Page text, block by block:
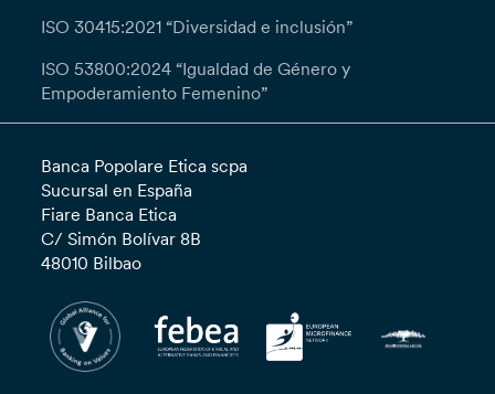
ISO 30415:2021 “Diversidad e inclusión”
ISO 53800:2024 “Igualdad de Género y
Empoderamiento Femenino”
Banca Popolare Etica scpa
Sucursal en España
Fiare Banca Etica
C/ Simón Bolívar 8B
48010 Bilbao